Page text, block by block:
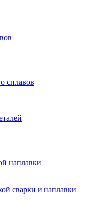
сплавов
наплавки
сварки и наплавки